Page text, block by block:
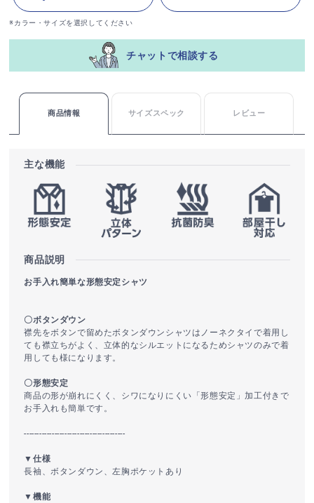
※カラー・サイズを選択してください
チャットで相談する
商品情報 サイズスペック レビュー
主な機能
商品説明
お手入れ簡単な形態安定シャツ
〇ボタンダウン
襟先をボタンで留めたボタンダウンシャツはノーネクタイで着用し
ても襟立ちがよく、立体的なシルエットになるためシャツのみで着
用しても様になります。
〇形態安定
商品の形が崩れにくく、シワになりにくい「形態安定」加工付きで
お手入れも簡単です。
----------------------------------------
▼仕様
長袖、ボタンダウン、左胸ポケットあり
▼機能